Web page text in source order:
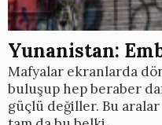
Yunanistan:
Mafyalar ekranlarda
buluşup hep beraber
güçlü değiller. Bu